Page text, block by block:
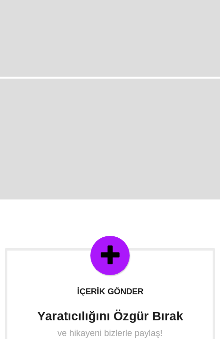
İÇERIK GÖNDER
Yaratıcılığını Özgür Bırak
ve hikayeni bizlerle paylaş!